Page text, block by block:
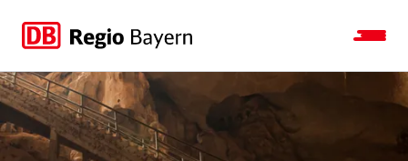
Zur
Hauptnavigation
springen
Zur
Seitensuche
springen
Zum
Hauptinhalt
springen
Zum
Footer
springen